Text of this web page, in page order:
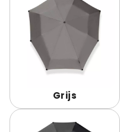
Grijs